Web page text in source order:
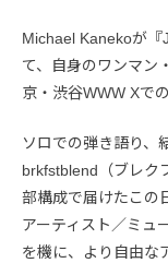
Michael Kanekoが『
て、自身のワンマン
京・渋谷WWW Xで
ソロでの弾き語り、
brkfstblend（ブレク
部構成で届けたこの
アーティスト／ミュ
を機に、より自由な